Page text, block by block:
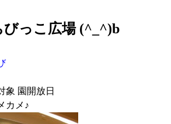
びっこ広場 (^_^)b
象 園開放日
カメ♪